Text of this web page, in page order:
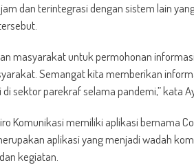
dan terintegrasi dengan sistem lain
masyarakat untuk permohonan
Semangat kita memberikan
sektor parekraf selama pandemi,” kata
Komunikasi memiliki aplikasi bernama
aplikasi yang menjadi wadah
kegiatan.